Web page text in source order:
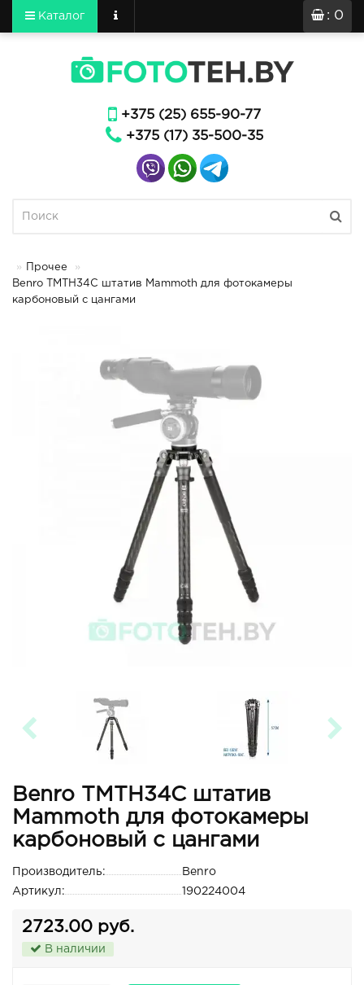
: 0
Каталог
+375 (25) 655-90-77
+375 (17) 35-500-35
Прочее
Benro TMTH34C штатив Mammoth для фотокамеры
карбоновый с цангами
Benro TMTH34C штатив
Mammoth для фотокамеры
карбоновый с цангами
Производитель:
Benro
Артикул:
190224004
2723.00 руб.
В наличии